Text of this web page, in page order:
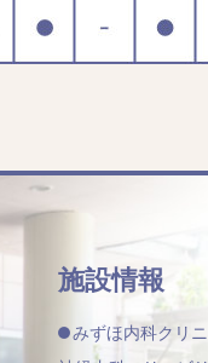
施設情報
みずほ内科クリ